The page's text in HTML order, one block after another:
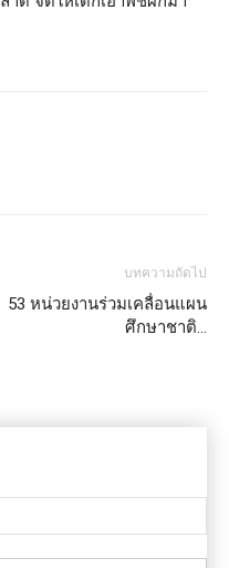
บทความถัดไป
53 หน่วยงานร่วมเคลื่อนแผน
ศึกษาชาติ…